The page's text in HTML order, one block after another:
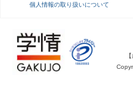
個人情報の取り扱いについて